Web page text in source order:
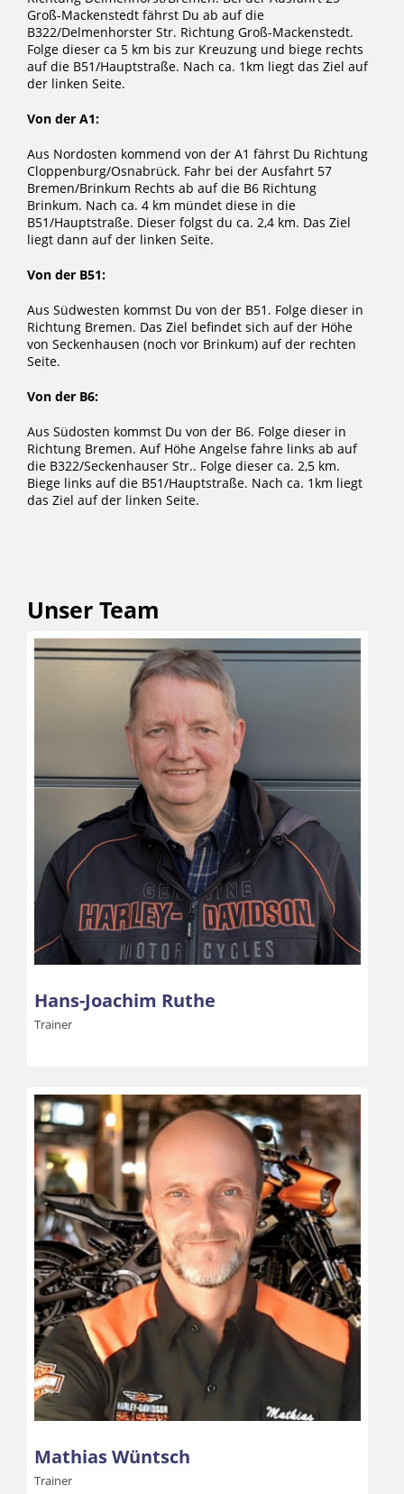
Groß-Mackenstedt fährst Du ab auf die
B322/Delmenhorster Str. Richtung Groß-Mackenstedt.
Folge dieser ca 5 km bis zur Kreuzung und biege rechts
auf die B51/Hauptstraße. Nach ca. 1km liegt das Ziel auf
der linken Seite.
Von der A1:
Aus Nordosten kommend von der A1 fährst Du Richtung
Cloppenburg/Osnabrück. Fahr bei der Ausfahrt 57
Bremen/Brinkum Rechts ab auf die B6 Richtung
Brinkum. Nach ca. 4 km mündet diese in die
B51/Hauptstraße. Dieser folgst du ca. 2,4 km. Das Ziel
liegt dann auf der linken Seite.
Von der B51:
Aus Südwesten kommst Du von der B51. Folge dieser in
Richtung Bremen. Das Ziel befindet sich auf der Höhe
von Seckenhausen (noch vor Brinkum) auf der rechten
Seite.
Von der B6:
Aus Südosten kommst Du von der B6. Folge dieser in
Richtung Bremen. Auf Höhe Angelse fahre links ab auf
die B322/Seckenhauser Str.. Folge dieser ca. 2,5 km.
Biege links auf die B51/Hauptstraße. Nach ca. 1km liegt
das Ziel auf der linken Seite.
Unser Team
Hans-Joachim Ruthe
Trainer
Mathias Wüntsch
Trainer